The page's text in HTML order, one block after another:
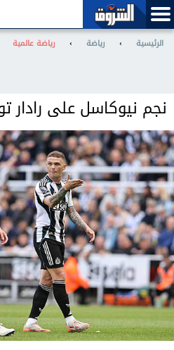
الرئيسية › رياضة › رياضة عالمية
نجم نيوكاسل على رادار